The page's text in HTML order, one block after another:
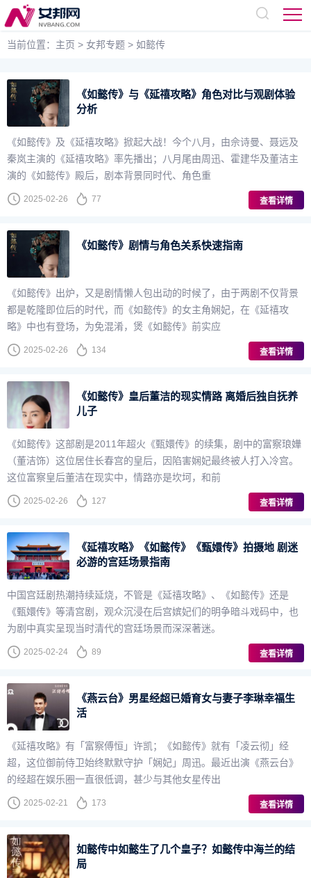
当前位置： 主页 > 女邦专题 > 如懿传
《如懿传》与《延禧攻略》角色对比与观剧体验
分析
《如懿传》及《延禧攻略》掀起大战！今个八月，由佘诗曼、聂远及
秦岚主演的《延禧攻略》率先播出；八月尾由周迅、霍建华及董洁主
演的《如懿传》殿后，剧本背景同时代、角色重
2025-02-26 77 查看详情
《如懿传》剧情与角色关系快速指南
《如懿传》出炉，又是剧情懒人包出动的时候了，由于两剧不仅背景
都是乾隆即位后的时代，而《如懿传》的女主角娴妃，在《延禧攻
略》中也有登场，为免混淆，煲《如懿传》前实应
2025-02-26 134 查看详情
《如懿传》皇后董洁的现实情路 离婚后独自抚养
儿子
《如懿传》这部剧是2011年超火《甄嬛传》的续集，剧中的富察琅嬅
（董洁饰）这位居住长春宫的皇后，因陷害娴妃最终被人打入冷宫。
这位富察皇后董洁在现实中，情路亦是坎坷，和前
2025-02-26 127 查看详情
《延禧攻略》《如懿传》《甄嬛传》拍摄地 剧迷
必游的宫廷场景指南
中国宫廷剧热潮持续延烧，不管是《延禧攻略》、《如懿传》还是
《甄嬛传》等清宫剧，观众沉浸在后宫嫔妃们的明争暗斗戏码中，也
为剧中真实呈现当时清代的宫廷场景而深深著迷。
2025-02-24 89 查看详情
《燕云台》男星经超已婚育女与妻子李琳幸福生
活
《延禧攻略》有「富察傅恒」许凯；《如懿传》就有「凌云彻」经
超，这位御前侍卫始终默默守护「娴妃」周迅。最近出演《燕云台》
的经超在娱乐圈一直很低调，甚少与其他女星传出
2025-02-21 173 查看详情
如懿传中如懿生了几个皇子？如懿传中海兰的结
局